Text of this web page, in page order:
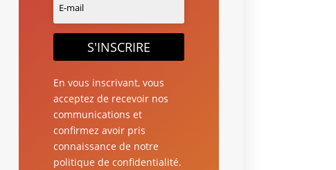
S'INSCRIRE
En vous inscrivant, vous
acceptez de recevoir nos
communications et
confirmez avoir pris
connaissance de notre
politique de confidentialité.